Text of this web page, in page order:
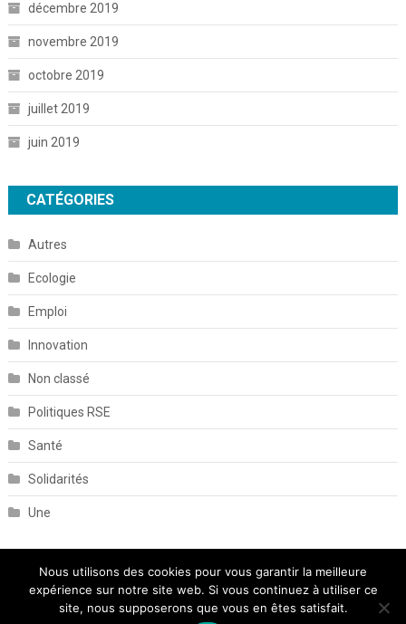
décembre 2019
novembre 2019
octobre 2019
juillet 2019
juin 2019
CATÉGORIES
Autres
Ecologie
Emploi
Innovation
Non classé
Politiques RSE
Santé
Solidarités
Une
Nous utilisons des cookies pour vous garantir la meilleure
expérience sur notre site web. Si vous continuez à utiliser ce
site, nous supposerons que vous en êtes satisfait.